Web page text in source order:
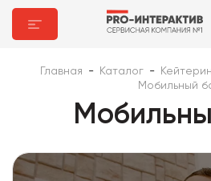
Главная - Каталог -
Мобильный